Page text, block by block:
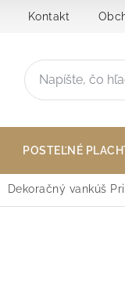
Kontakt
POSTEĽNÉ
Dekoračný vankúš